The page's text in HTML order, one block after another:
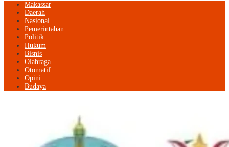
Makassar
Daerah
Nasional
Pemerintahan
Politik
Hukum
Bisnis
Olahraga
Otomatif
Opini
Budaya